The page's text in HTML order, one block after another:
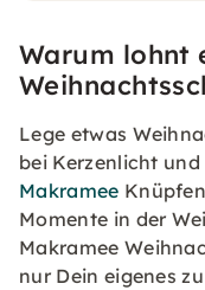
Warum lohnt
Lege etwas
bei Kerzenlicht
Makramee
Momente in der
Makramee
nur Dein eigenes